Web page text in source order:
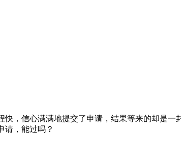
，信心满满地提交了申请，结果等来的却是一
请，能过吗？